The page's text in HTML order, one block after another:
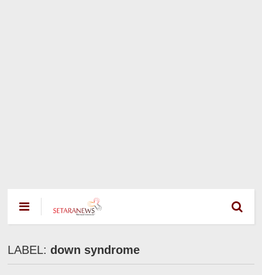
LABEL:down syndrome